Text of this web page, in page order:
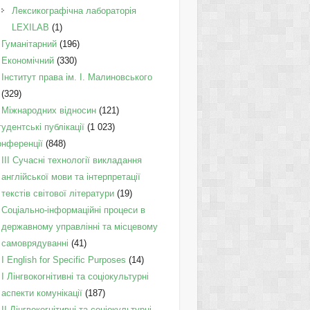
Лексикографічна лабораторія
LEXILAB (1)
Гуманітарний(196)
Економічний(330)
Інститут права ім. І. Малиновського
(329)
Міжнародних відносин(121)
публікації(1 023)
(848)
III Сучасні технології викладання
англійської мови та інтерпретації
текстів світової літератури(19)
Соціально-інформаційні процеси в
державному управлінні та місцевому
самоврядуванні (41)
І English for Specific Purposes (14)
I Лінгвокогнітивні та соціокультурні
аспекти комунікації(187)